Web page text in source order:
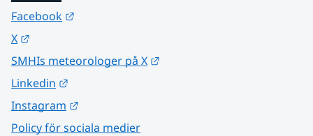
Facebook
X
SMHIs meteorologer på X
Linkedin
Instagram
Policy för sociala medier